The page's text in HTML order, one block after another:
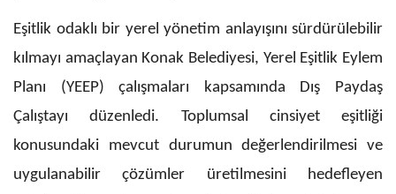
Eşitlik odaklı bir yerel yönetim anlayışını sürdürülebilir
kılmayı amaçlayan Konak Belediyesi, Yerel Eşitlik Eylem
Planı (YEEP) çalışmaları kapsamında Dış Paydaş
Çalıştayı düzenledi. Toplumsal cinsiyet eşitliği
konusundaki mevcut durumun değerlendirilmesi ve
uygulanabilir çözümler üretilmesini hedefleyen